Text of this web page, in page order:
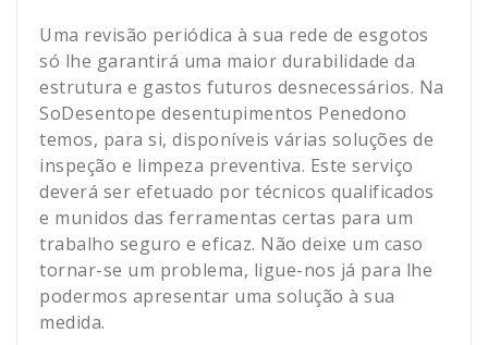
Uma revisão periódica à sua rede de esgotos
só lhe garantirá uma maior durabilidade da
estrutura e gastos futuros desnecessários. Na
SoDesentope desentupimentos Penedono
temos, para si, disponíveis várias soluções de
inspeção e limpeza preventiva. Este serviço
deverá ser efetuado por técnicos qualificados
e munidos das ferramentas certas para um
trabalho seguro e eficaz. Não deixe um caso
tornar-se um problema, ligue-nos já para lhe
podermos apresentar uma solução à sua
medida.